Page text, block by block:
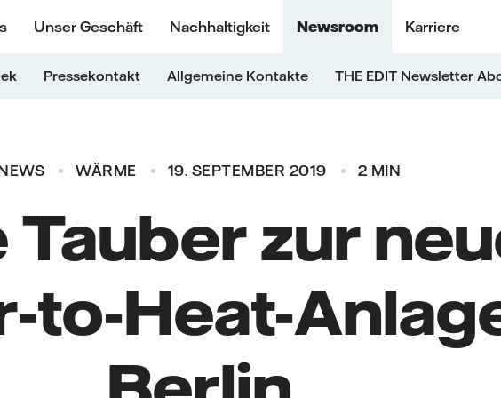
Unser Geschäft Nachhaltigkeit Newsroom Karriere
Pressekontakt Allgemeine Kontakte THE EDIT Newsletter
WÄRME 19. SEPTEMBER 2019 2 MIN
Tauber zur
to-Heat-